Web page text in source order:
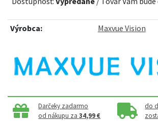
Výrobca: Maxvue Vision
Darčeky zadarmo
od nákupu za34,99 €
do